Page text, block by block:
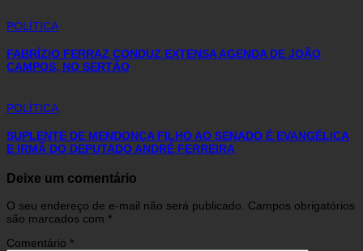
POLÍTICA
FABRÍZIO FERRAZ CONDUZ EXTENSA AGENDA DE JOÃO
CAMPOS, NO SERTÃO
POLÍTICA
SUPLENTE DE MENDONÇA FILHO AO SENADO É EVANGÉLICA
E IRMÃ DO DEPUTADO ANDRÉ FERREIRA
Deixe um comentário
O seu endereço de e-mail não será publicado. Campos obrigatórios
são marcados com *
Comentário *